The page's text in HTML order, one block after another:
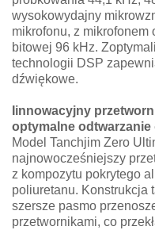
wysokowydajny
mikrofonu, z
bitowej 96 kHz.
technologii DSP
dźwiękowe.
Iinnowacyjny
optymalne odtwarzanie
Model Tanchjim Zero
najnowocześniejszy
z kompozytu pokrytego
poliuretanu. Konstrukcja
szersze pasmo
przetwornikami, co